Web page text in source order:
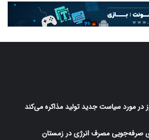
در مورد سیاست جدید تولید مذاکره می‌کند
صرفه‌جویی مصرف انرژی در زمستان